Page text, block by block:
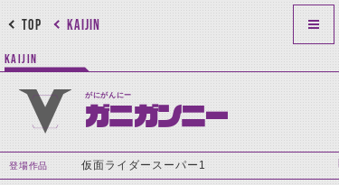
KAIJIN
TOP
KAIJIN
がにがんにー
ガニガンニー
登場作品 仮面ライダースーパー1